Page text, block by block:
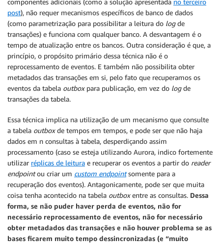
post), não requer mecanismos específicos de banco de dados
(como parametrização para possibilitar a leitura do logde
transações) e funciona com qualquer banco. A desvantagem é o
tempo de atualização entre os bancos. Outra consideração é que, a
princípio, o propósito primário dessa técnica não é o
reprocessamento de eventos. E também não possibilita obter
metadados das transações em si, pelo fato que recuperamos os
eventos da tabela outboxpara publicação, em vez do logde
transações da tabela.
Essa técnica implica na utilização de um mecanismo que consulte
a tabela outboxde tempos em tempos, e pode ser que não haja
dados em n consultas à tabela, desperdiçando assim
processamento (caso se esteja utilizando Aurora, indico fortemente
utilizar réplicas de leitura e recuperar os eventos a partir do reader
endpointou criar um custom endpointsomente para a
recuperação dos eventos). Antagonicamente, pode ser que muita
coisa tenha acontecido na tabela outboxentre as consultas. Dessa
forma, se não puder haver perda de eventos, não for
necessário reprocessamento de eventos, não for necessário
obter metadados das transações e não houver problema se as
bases ficarem muito tempo dessincronizadas (e “muito